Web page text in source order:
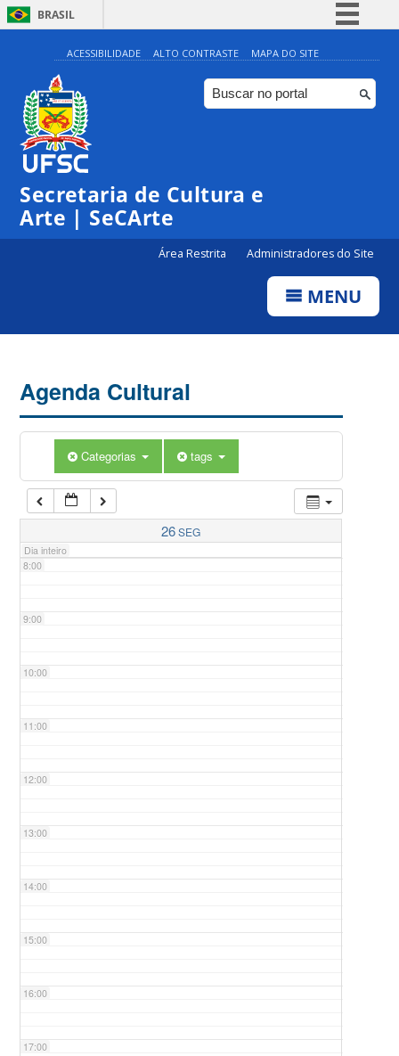
BRASIL
Simplifique!
Comunica BR
Participe
ACESSIBILIDADE ALTO CONTRASTE MAPA DO SITE
Secretaria de Cultura e
Arte | SeCArte
Área Restrita Administradores do Site
MENU
Agenda Cultural
Categorias tags
26SEG
Dia inteiro
0:00
1:00
5:00
7:00
8:00
9:00
10:00
11:00
12:00
13:00
14:00
15:00
16:00
17:00